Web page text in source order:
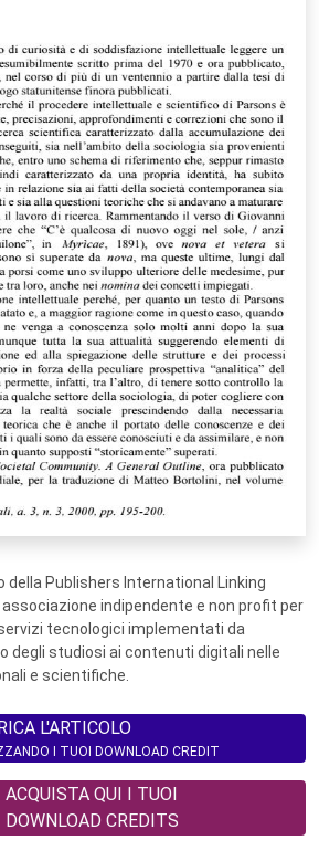
della Publishers International Linking
indipendente e non profit per
tecnologici implementati da
degli studiosi ai contenuti digitali nelle
e scientifiche.
L'ARTICOLO
I TUOI DOWNLOAD CREDIT
ACQUISTA QUI I TUOI
DOWNLOAD CREDITS